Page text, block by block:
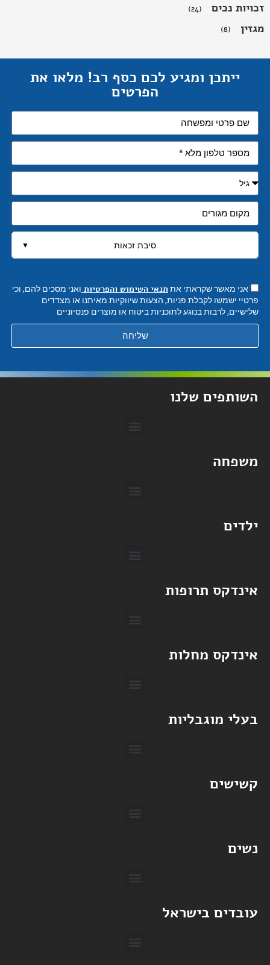
זכויות נכים (24)
מגזין (8)
ייתכן ומגיע לכם כסף רב! מלאו את
הפרטים
סיבת זכאות ▼
אני מאשר שקראתי את תנאי השימוש והפרטיות ואני מסכים להם, וכי
פרטיי ישמשו לקבלת פניות, הצעות שיווקיות מאיתנו או מצדדים
שלישיים, לרבות בנוגע לתוכניות ביטוח או מוצרים פנסיוניים
שליחה
השותפים שלנו
משפחה
ילדים
אינדקס תרופות
אינדקס מחלות
בעלי מוגבליות
קשישים
נשים
עובדים בישראל